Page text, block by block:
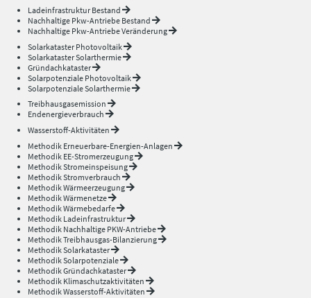
Ladeinfrastruktur Bestand
Nachhaltige Pkw-Antriebe Bestand
Nachhaltige Pkw-Antriebe Veränderung
Solarkataster Photovoltaik
Solarkataster Solarthermie
Gründachkataster
Solarpotenziale Photovoltaik
Solarpotenziale Solarthermie
Treibhausgasemission
Endenergieverbrauch
Wasserstoff-Aktivitäten
Methodik Erneuerbare-Energien-Anlagen
Methodik EE-Stromerzeugung
Methodik Stromeinspeisung
Methodik Stromverbrauch
Methodik Wärmeerzeugung
Methodik Wärmenetze
Methodik Wärmebedarfe
Methodik Ladeinfrastruktur
Methodik Nachhaltige PKW-Antriebe
Methodik Treibhausgas-Bilanzierung
Methodik Solarkataster
Methodik Solarpotenziale
Methodik Gründachkataster
Methodik Klimaschutzaktivitäten
Methodik Wasserstoff-Aktivitäten